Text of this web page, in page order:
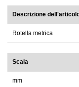
Descrizione
Rotella metrica
Scala
mm